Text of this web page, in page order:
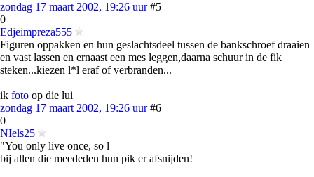
zondag 17 maart 2002, 19:26 uur #5
0
Edjeimpreza555
Figuren oppakken en hun geslachtsdeel tussen de bankschroef draaien
en vast lassen en ernaast een mes leggen,daarna schuur in de fik
steken...kiezen l*l eraf of verbranden...
ik foto op die lui
zondag 17 maart 2002, 19:26 uur #6
0
NIels25
"You only live once, so l
bij allen die meededen hun pik er afsnijden!